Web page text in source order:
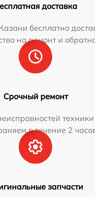
доставка
бесплатно
на ремонт и
Срочный ремонт
в течение 2
запчасти